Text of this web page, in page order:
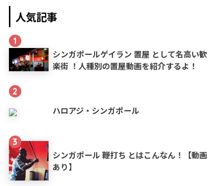
人気記事
1
シンガポールゲイラン 置屋 として名高い歓
楽街 ！人種別の置屋動画を紹介するよ！
2
ハロアジ・シンガポール
3
シンガポール 鞭打ち とはこんなん！【動画
あり】